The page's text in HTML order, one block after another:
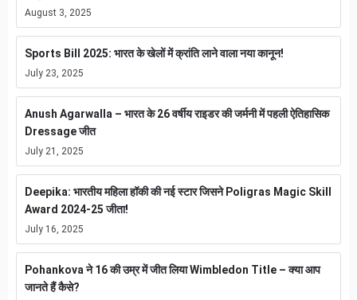
August 3, 2025
Sports Bill 2025: भारत के खेलों में क्रांति लाने वाला नया कानून!
July 23, 2025
Anush Agarwalla – भारत के 26 वर्षीय राइडर की जर्मनी में पहली ऐतिहासिक
Dressage जीत
July 21, 2025
Deepika: भारतीय महिला हॉकी की नई स्टार जिसने Poligras Magic Skill
Award 2024-25 जीता!
July 16, 2025
Pohankova ने 16 की उम्र में जीत लिया Wimbledon Title – क्या आप
जानते हैं कैसे?